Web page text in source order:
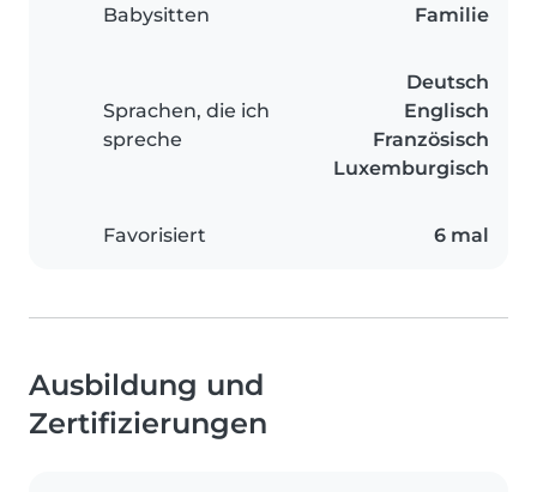
Babysitten
Familie
Sprachen, die ich
spreche
Deutsch
Englisch
Französisch
Luxemburgisch
Favorisiert 6 mal
Ausbildung und
Zertifizierungen